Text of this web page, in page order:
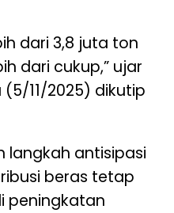
dari 3,8 juta ton
dari cukup,” ujar
11/2025) dikutip
langkah antisipasi
beras tetap
peningkatan